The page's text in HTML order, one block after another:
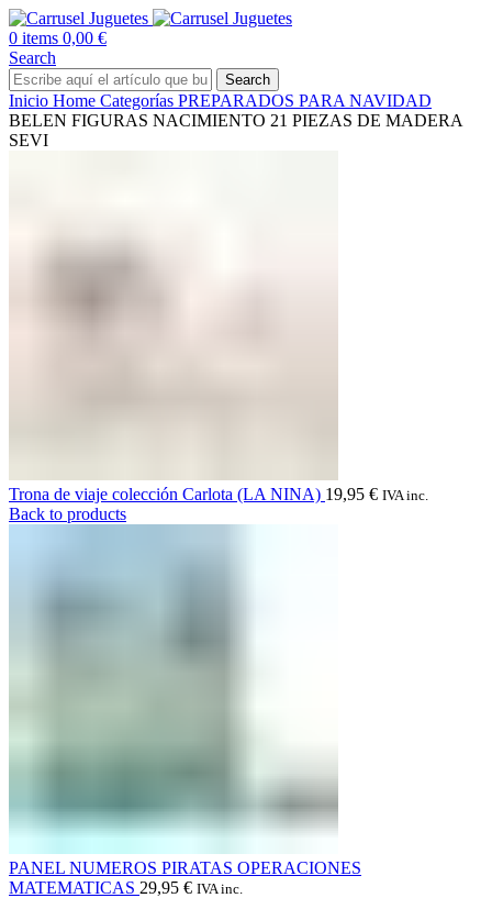
0 items 0,00 €
Search
Search
Inicio Home Categorías PREPARADOS PARA NAVIDAD
BELEN FIGURAS NACIMIENTO 21 PIEZAS DE MADERA
SEVI
Trona de viaje colección Carlota (LA NINA) 19,95 € IVA inc.
Back to products
PANEL NUMEROS PIRATAS OPERACIONES
MATEMATICAS 29,95 € IVA inc.